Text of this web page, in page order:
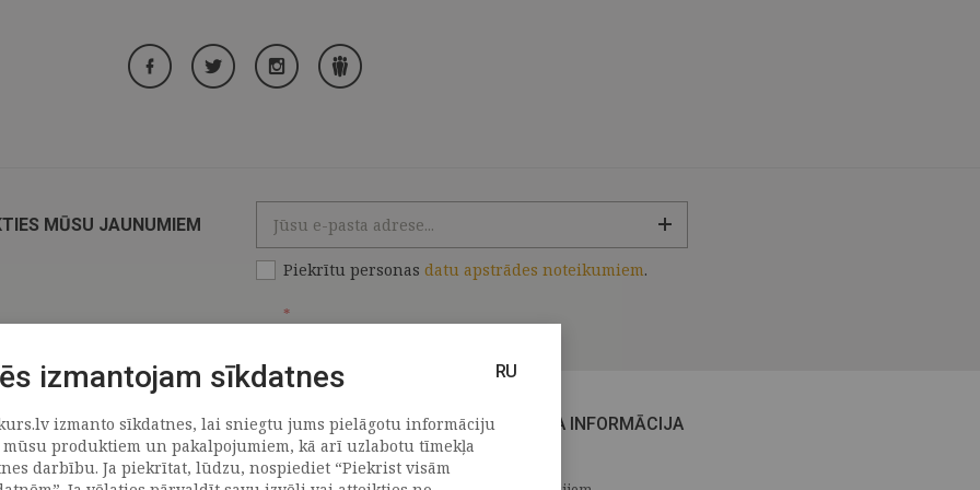
MŪSU JAUNUMIEM
Piekrītu personas datu apstrādes noteikumiem.
*
PAR MUMS CITA INFORMĀCIJA
izmantojam sīkdatnes RU
izmanto sīkdatnes, lai sniegtu jums pielāgotu informāciju
produktiem un pakalpojumiem, kā arī uzlabotu tīmekļa
darbību. Ja piekrītat, lūdzu, nospiediet “Piekrist visām